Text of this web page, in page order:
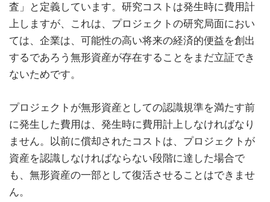
査」と定義しています。研究コストは発生時に費用計
上しますが、これは、プロジェクトの研究局面におい
ては、企業は、可能性の高い将来の経済的便益を創出
するであろう無形資産が存在することをまだ立証でき
ないためです。
プロジェクトが無形資産としての認識規準を満たす前
に発生した費用は、発生時に費用計上しなければなり
ません。以前に償却されたコストは、プロジェクトが
資産を認識しなければならない段階に達した場合で
も、無形資産の一部として復活させることはできませ
ん。